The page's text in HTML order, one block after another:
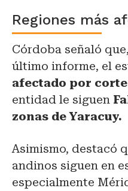
Regiones más
Córdoba señaló
último informe, el
afectado por
entidad le siguen
zonas de Yaracuy.
Asimismo, destacó
andinos siguen en
especialmente